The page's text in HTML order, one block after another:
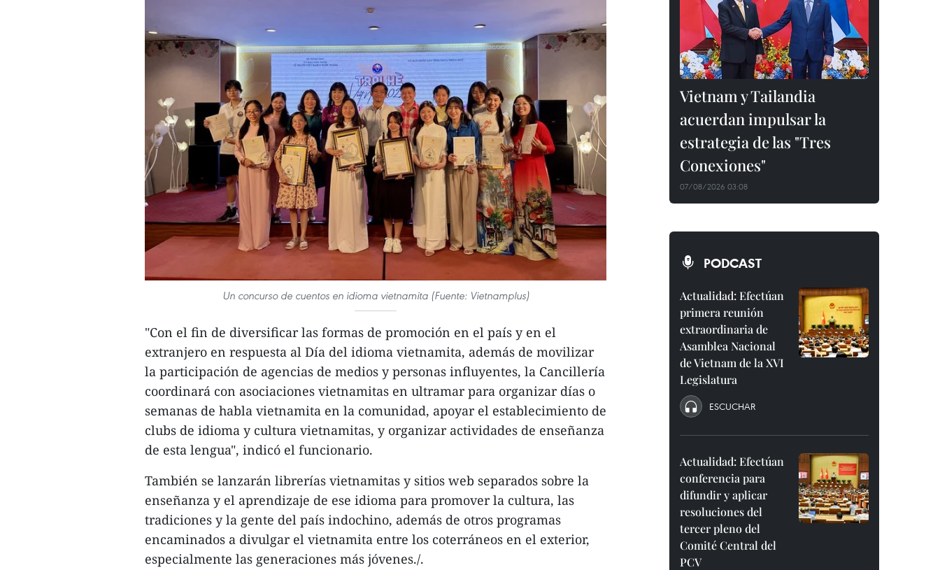
Un concurso de cuentos en idioma vietnamita (Fuente: Vietnamplus)
"Con el fin de diversificar las formas de promoción en el país y en el
extranjero en respuesta al Día del idioma vietnamita, además de movilizar
la participación de agencias de medios y personas influyentes, la Cancillería
coordinará con asociaciones vietnamitas en ultramar para organizar días o
semanas de habla vietnamita en la comunidad, apoyar el establecimiento de
clubs de idioma y cultura vietnamitas, y organizar actividades de enseñanza
de esta lengua", indicó el funcionario.
También se lanzarán librerías vietnamitas y sitios web separados sobre la
enseñanza y el aprendizaje de ese idioma para promover la cultura, las
tradiciones y la gente del país indochino, además de otros programas
encaminados a divulgar el vietnamita entre los coterráneos en el exterior,
especialmente las generaciones más jóvenes./.
Vietnam y Tailandia
acuerdan impulsar la
estrategia de las "Tres
Conexiones"
07/08/2026 03:08
PODCAST
Actualidad: Efectúan
primera reunión
extraordinaria de
Asamblea Nacional
de Vietnam de la XVI
Legislatura
ESCUCHAR
Actualidad: Efectúan
conferencia para
difundir y aplicar
resoluciones del
tercer pleno del
Comité Central del
PCV